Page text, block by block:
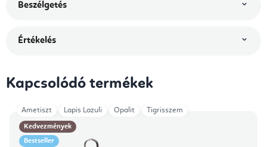
Beszélgetés
Értékelés
Kapcsolódó termékek
Kedvezmények
Bestseller
Ametiszt Lapis Lazuli Opalit Tigrisszem